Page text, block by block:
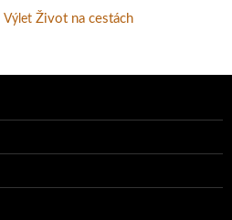
Výlet Život na cestách